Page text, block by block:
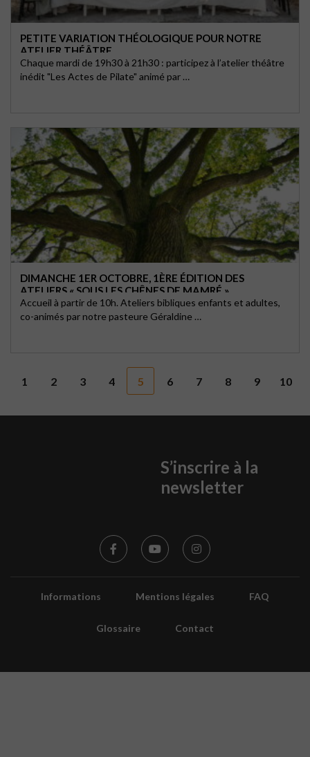
PETITE VARIATION THÉOLOGIQUE POUR NOTRE
ATELIER THÉÂTRE
Chaque mardi de 19h30 à 21h30 : participez à l’atelier théâtre
inédit "Les Actes de Pilate" animé par …
DIMANCHE 1ER OCTOBRE, 1ÈRE ÉDITION DES
ATELIERS « SOUS LES CHÊNES DE MAMRÉ »
Accueil à partir de 10h. Ateliers bibliques enfants et adultes,
co-animés par notre pasteure Géraldine …
1 2 3 4 5 6 7 8 9 10
S’inscrire à la
newsletter
Informations Mentions légales FAQ
Glossaire Contact